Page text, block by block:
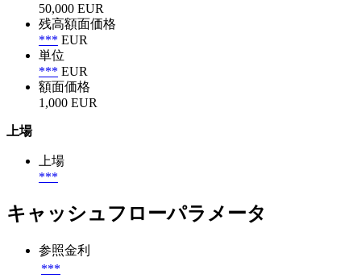
50,000 EUR
残高額面価格
*** EUR
単位
*** EUR
額面価格
1,000 EUR
上場
上場
***
キャッシュフローパラメータ
参照金利
***